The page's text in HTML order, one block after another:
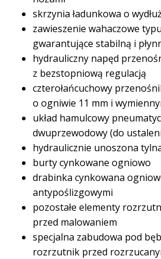
skrzynia ładunkowa o
zawieszenie wahaczowe
gwarantujące stabilną i
hydrauliczny napęd
z bezstopniową regulacją
czterołańcuchowy
o ogniwie 11 mm i
układ hamulcowy
dwuprzewodowy (do
hydraulicznie unoszona
burty cynkowane ogniowo
drabinka cynkowana
antypoślizgowymi
pozostałe elementy
przed malowaniem
specjalna zabudowa pod
rozrzutnik przed